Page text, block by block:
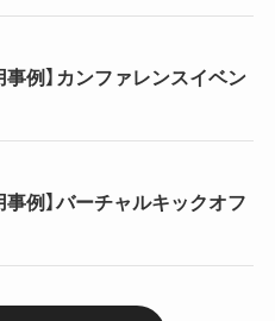
事例】カンファレンスイベン
事例】バーチャルキックオフ